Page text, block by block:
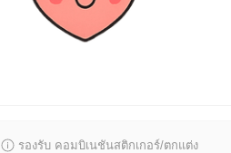
รองรับ คอมบิเนชันสติกเกอร์/ตกแต่ง